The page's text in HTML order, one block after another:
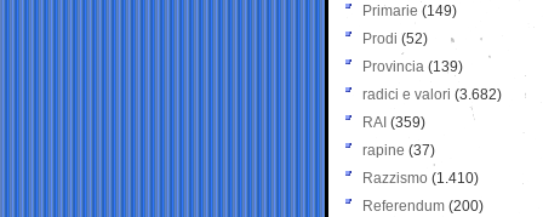
Primarie (149)
Prodi (52)
Provincia (139)
radici e valori (3.682)
RAI (359)
rapine (37)
Razzismo (1.410)
Referendum (200)